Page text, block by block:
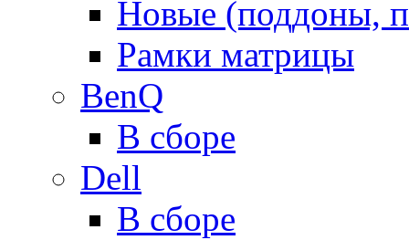
Новые (поддоны,
Рамки матрицы
BenQ
В сборе
Dell
В сборе